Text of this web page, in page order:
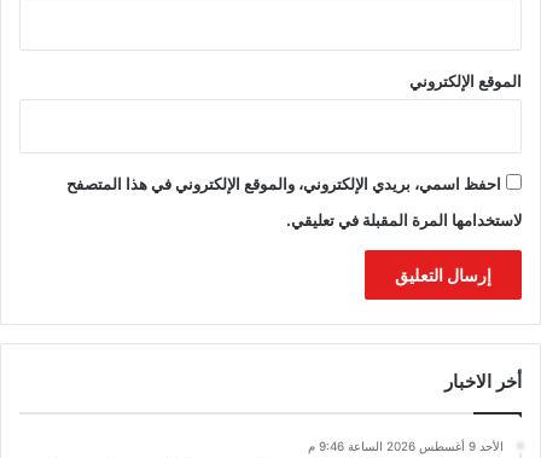
الموقع الإلكتروني
احفظ اسمي، بريدي الإلكتروني، والموقع الإلكتروني في هذا المتصفح
لاستخدامها المرة المقبلة في تعليقي.
أخر الاخبار
الأحد 9 أغسطس 2026 الساعة 9:46 م